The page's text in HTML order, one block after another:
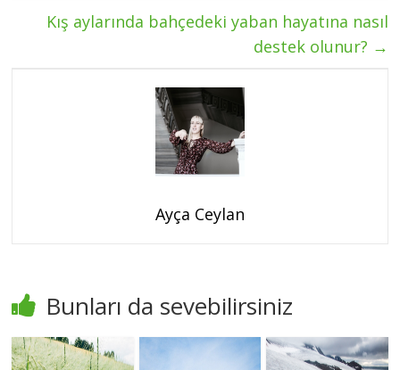
Kış aylarında bahçedeki yaban hayatına nasıl
destek olunur? →
Ayça Ceylan
Bunları da sevebilirsiniz